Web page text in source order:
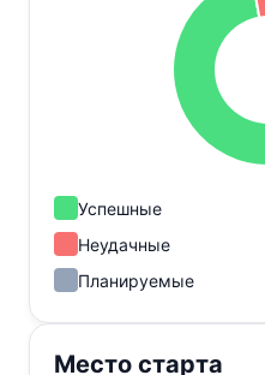
Успешные
Неудачные
Планируемые
Место старта